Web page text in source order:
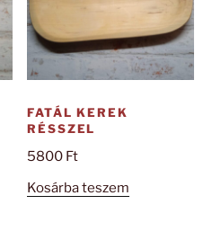
változatok
a
választhatók
FATÁL KEREK
RÉSSZEL
5800 Ft
Kosárba teszem